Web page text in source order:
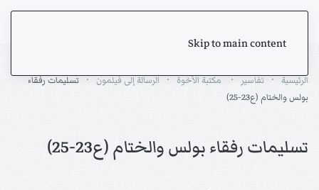
Skip to main content
الرئيسية تفاسير مكتبة الأخوة الرسالة إلى فيلمون
تسليمات رفقاء
بولس والختام (ع23-25)
تسليمات رفقاء بولس والختام (ع23-25)